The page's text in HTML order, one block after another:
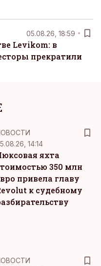
05.08.26, 18:59
Levikom: в
прекратили
14:14
яхта
350 млн
привела главу
к судебному